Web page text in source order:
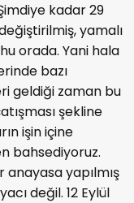
kadar 29
yamalı
orada. Yani hala
bazı
geldiği zaman bu
şekline
işin içine
bahsediyoruz.
yapılmış
değil. 12 Eylül